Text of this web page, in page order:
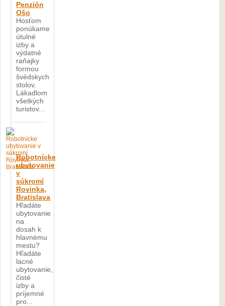
Penzión
Ošo
Hosťom
ponúkame
útulné
izby a
výdatné
raňajky
formou
švédskych
stolov.
Lákadlom
všetkých
turistov...
Robotnícke
ubytovanie
v
súkromí
Rovinka,
Bratislava
Hľadáte
ubytovanie
na
dosah k
hlavnému
mestu?
Hľadáte
lacné
ubytovanie,
čisté
izby a
príjemné
pro...